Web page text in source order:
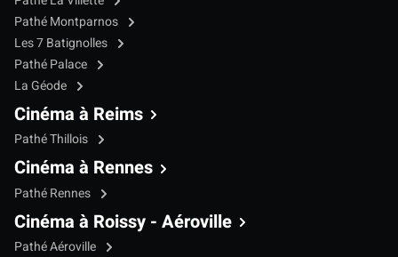
Pathé Montparnos
Les 7 Batignolles
Pathé Palace
La Géode
Cinéma à Reims
Pathé Thillois
Cinéma à Rennes
Pathé Rennes
Cinéma à Roissy - Aéroville
Pathé Aéroville